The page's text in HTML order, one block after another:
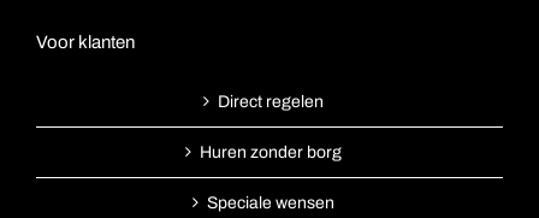
Voor klanten
Direct regelen
Huren zonder borg
Speciale wensen